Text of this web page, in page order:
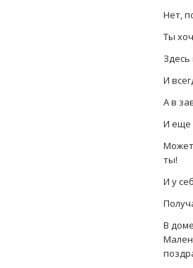
Нет,
Ты
Здесь
И
А в
И еще
ты!
И у
В